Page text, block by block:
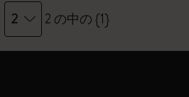
2 2 の中の {1}